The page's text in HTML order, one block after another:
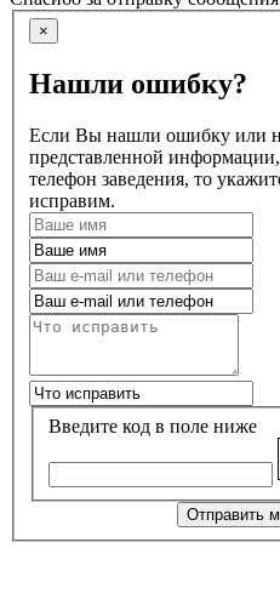
×
Нашли ошибку?
Если Вы нашли ошибку или
представленной
телефон заведения, то
исправим.
Введите код в поле ниже
Отправить